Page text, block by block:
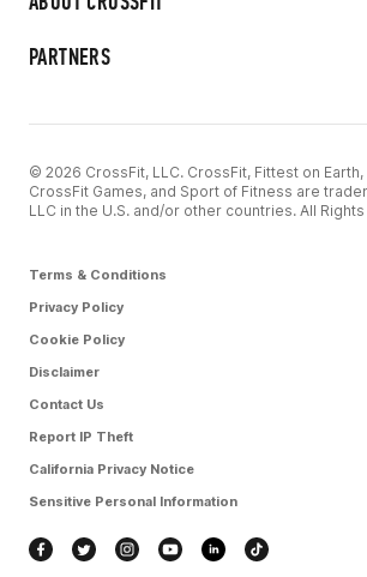
PARTNERS
© 2026 CrossFit, LLC. CrossFit, Fittest on Earth,
CrossFit Games, and Sport of Fitness are
LLC in the U.S. and/or other countries. All
Terms & Conditions
Privacy Policy
Cookie Policy
Disclaimer
Contact Us
Report IP Theft
California Privacy Notice
Sensitive Personal Information